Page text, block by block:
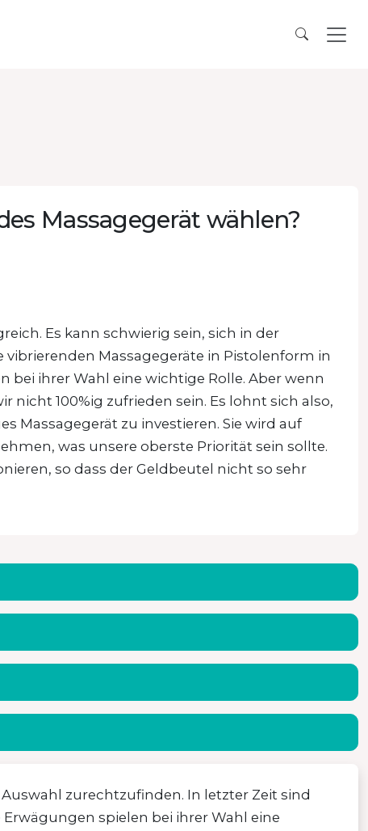
Massagegerät wählen?
Es kann schwierig sein, sich in der
Massagegeräte in Pistolenform in
ihrer Wahl eine wichtige Rolle. Aber wenn
100%ig zufrieden sein. Es lohnt sich also,
Massagegerät zu investieren. Sie wird auf
was unsere oberste Priorität sein sollte.
so dass der Geldbeutel nicht so sehr
zurechtzufinden. In letzter Zeit sind
spielen bei ihrer Wahl eine